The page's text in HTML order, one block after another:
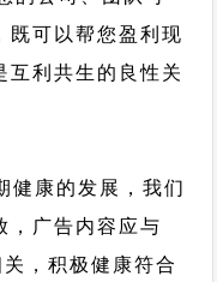
既可以帮您盈利现
互利共生的良性关
康的发展，我们
，广告内容应与
，积极健康符合